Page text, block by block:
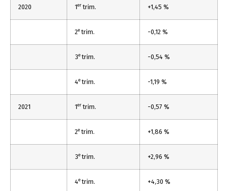
2020 1ertrim. +1,45 %
2etrim. -0,12 %
3etrim. -0,54 %
4etrim. -1,19 %
2021 1ertrim. -0,57 %
2etrim. +1,86 %
3etrim. +2,96 %
4etrim. +4,30 %